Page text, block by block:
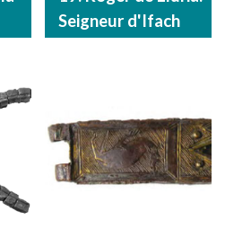
Seigneur d'Ifach